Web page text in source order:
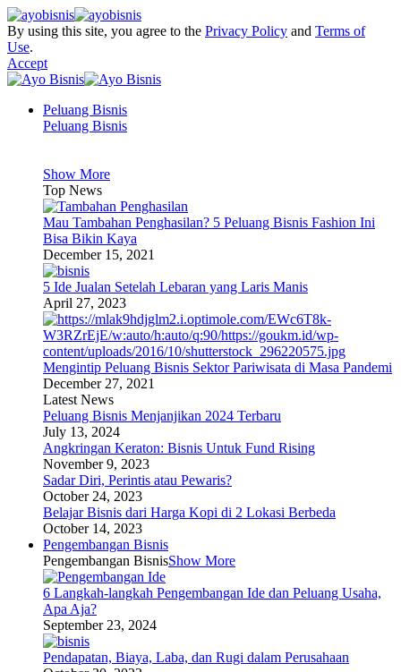
By using this site, you agree to the Privacy Policy and Terms of
Use.
Accept
Peluang Bisnis
Peluang Bisnis
Show More
Top News
Mau Tambahan Penghasilan? 5 Peluang Bisnis Fashion Ini
Bisa Bikin Kaya
December 15, 2021
5 Ide Jualan Setelah Lebaran yang Laris Manis
April 27, 2023
Mengintip Peluang Bisnis Sektor Pariwisata di Masa Pandemi
December 27, 2021
Latest News
Peluang Bisnis Menjanjikan 2024 Terbaru
July 13, 2024
Angkringan Keraton: Bisnis Untuk Fund Rising
November 9, 2023
Sadar Diri, Perintis atau Pewaris?
October 24, 2023
Belajar Bisnis dari Harga Kopi di 2 Lokasi Berbeda
October 14, 2023
Pengembangan Bisnis
Pengembangan BisnisShow More
6 Langkah-langkah Pengembangan Ide dan Peluang Usaha,
Apa Aja?
September 23, 2024
Pendapatan, Biaya, Laba, dan Rugi dalam Perusahaan